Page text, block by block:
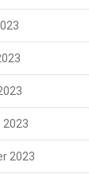
2023